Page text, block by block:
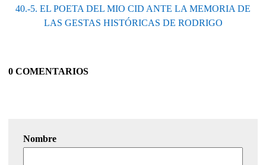
40.-5. EL POETA DEL MIO CID ANTE LA MEMORIA DE
LAS GESTAS HISTÓRICAS DE RODRIGO
0 COMENTARIOS
Nombre